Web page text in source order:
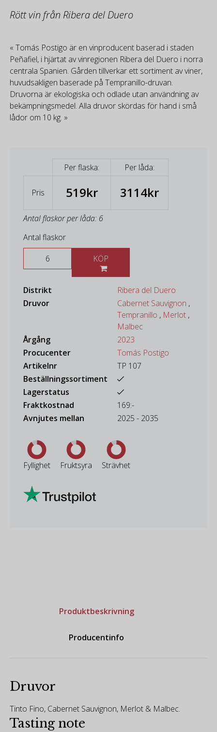
Rött vin från Ribera del Duero
« Tomás Postigo är en vinproducent baserad i staden
Peñafiel, i hjärtat av vinregionen Ribera del Duero i norra
centrala Spanien. Gården tillverkar ett sortiment av viner,
huvudsakligen baserade på Tempranillo-druvan.
Druvorna är ekologiska och odlade utan användning av
bekämpningsmedel. Alla druvor skördas för hand i små
lådor om 10 kg. »
Per flaska: Per låda:
Pris 519kr 3114kr
Antal flaskor per låda: 6
Antal flaskor
Distrikt
Ribera del Duero
Druvor
Cabernet Sauvignon ,
Tempranillo , Merlot ,
Malbec
Årgång
2023
Procucenter
Tomás Postigo
Artikelnr
TP 107
Beställningssortiment
Lagerstatus
Fraktkostnad
169:-
Avnjutes mellan
2025 - 2035
Fyllighet Fruktsyra Strävhet
Produktbeskrivning
Producentinfo
Druvor
Tinto Fino, Cabernet Sauvignon, Merlot & Malbec.
Tasting note